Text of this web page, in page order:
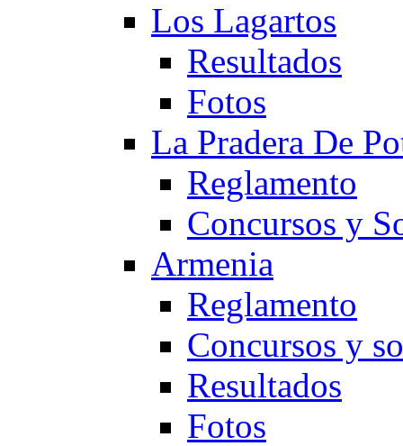
Los Lagartos
Resultados
Fotos
La Pradera De
Reglamento
Concursos y
Armenia
Reglamento
Concursos y
Resultados
Fotos